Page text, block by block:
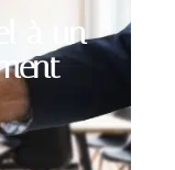
à un